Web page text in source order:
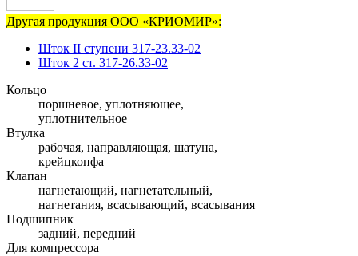
Другая продукция ООО «КРИОМИР»:
Шток II ступени 317-23.33-02
Шток 2 ст. 317-26.33-02
Кольцо
поршневое, уплотняющее,
уплотнительное
Втулка
рабочая, направляющая, шатуна,
крейцкопфа
Клапан
нагнетающий, нагнетательный,
нагнетания, всасывающий, всасывания
Подшипник
задний, передний
Для компрессора